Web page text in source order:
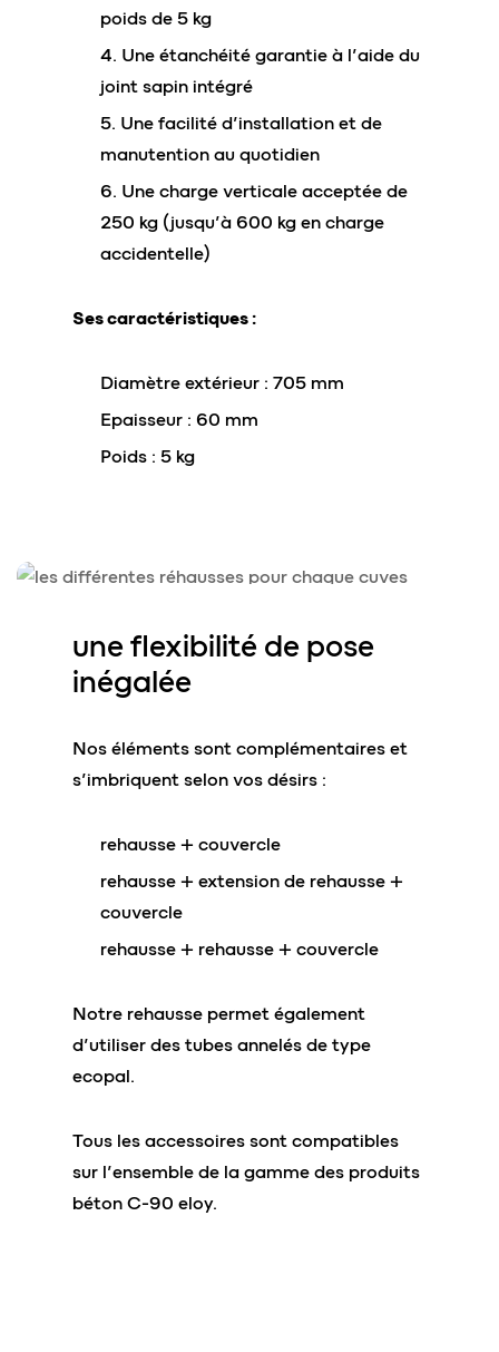
poids de 5 kg
Une étanchéité garantie à l’aide du
joint sapin intégré
Une facilité d’installation et de
manutention au quotidien
Une charge verticale acceptée de
250 kg (jusqu’à 600 kg en charge
accidentelle)
Ses caractéristiques :
Diamètre extérieur : 705 mm
Epaisseur : 60 mm
Poids : 5 kg
uneflexibilité de pose
inégalée
Nos éléments sont complémentaires et
s’imbriquent selon vos désirs :
rehausse + couvercle
rehausse + extension de rehausse +
couvercle
rehausse + rehausse + couvercle
Notre rehausse permet également
d’utiliser des tubes annelés de type
ecopal.
Tous les accessoires sont compatibles
sur l’ensemble de la gamme des produits
béton C-90 eloy.